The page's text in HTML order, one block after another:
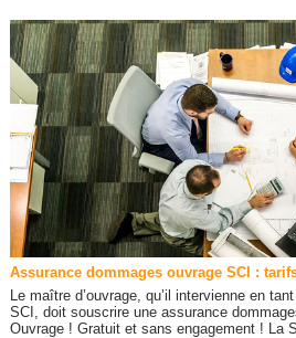
Assurance dommages ouvrage SCI :
Le maître d’ouvrage, qu’il intervienne en
SCI, doit souscrire une assurance
Ouvrage ! Gratuit et sans engagement ! La